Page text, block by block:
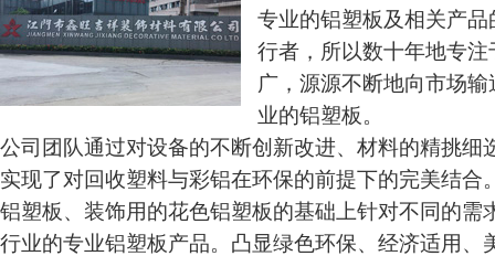
专业的铝塑板及相关产
行者，所以数十年地专
广，源源不断地向市场
业的铝塑板。
公司团队通过对设备的不断创新改进、材料的精挑细
实现了对回收塑料与彩铝在环保的前提下的完美结合
铝塑板、装饰用的花色铝塑板的基础上针对不同的需
行业的专业铝塑板产品。凸显绿色环保、经济适用、